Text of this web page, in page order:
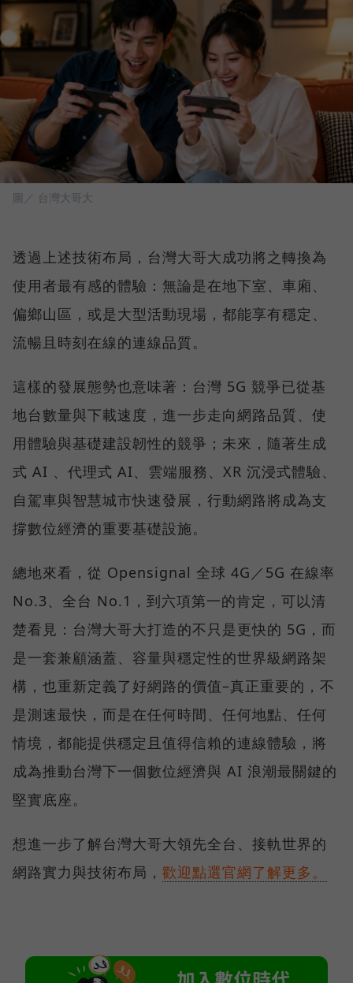
圖／ 台灣大哥大
透過上述技術布局，台灣大哥大成功將之轉換為
使用者最有感的體驗：無論是在地下室、車廂、
偏鄉山區，或是大型活動現場，都能享有穩定、
流暢且時刻在線的連線品質。
這樣的發展態勢也意味著：台灣 5G 競爭已從基
地台數量與下載速度，進一步走向網路品質、使
用體驗與基礎建設韌性的競爭；未來，隨著生成
式 AI 、代理式 AI、雲端服務、XR 沉浸式體驗、
自駕車與智慧城市快速發展，行動網路將成為支
撐數位經濟的重要基礎設施。
總地來看，從 Opensignal 全球 4G／5G 在線率
No.3、全台 No.1，到六項第一的肯定，可以清
楚看見：台灣大哥大打造的不只是更快的 5G，而
是一套兼顧涵蓋、容量與穩定性的世界級網路架
構，也重新定義了好網路的價值–真正重要的，不
是測速最快，而是在任何時間、任何地點、任何
情境，都能提供穩定且值得信賴的連線體驗，將
成為推動台灣下一個數位經濟與 AI 浪潮最關鍵的
堅實底座。
想進一步了解台灣大哥大領先全台、接軌世界的
網路實力與技術布局， 歡迎點選官網了解更多。